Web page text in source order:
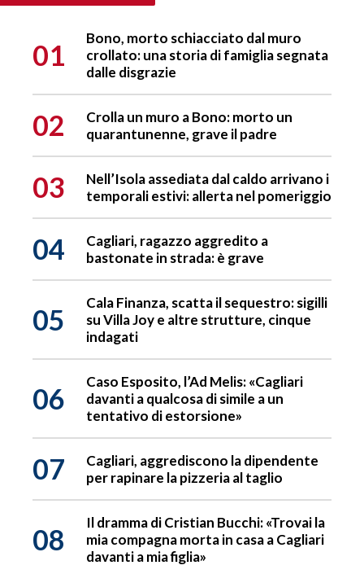
01
Bono, morto schiacciato dal muro
crollato: una storia di famiglia segnata
dalle disgrazie
02
Crolla un muro a Bono: morto un
quarantunenne, grave il padre
03
Nell’Isola assediata dal caldo arrivano i
temporali estivi: allerta nel pomeriggio
04
Cagliari, ragazzo aggredito a
bastonate in strada: è grave
05
Cala Finanza, scatta il sequestro: sigilli
su Villa Joy e altre strutture, cinque
indagati
06
Caso Esposito, l’Ad Melis: «Cagliari
davanti a qualcosa di simile a un
tentativo di estorsione»
07
Cagliari, aggrediscono la dipendente
per rapinare la pizzeria al taglio
08
Il dramma di Cristian Bucchi: «Trovai la
mia compagna morta in casa a Cagliari
davanti a mia figlia»